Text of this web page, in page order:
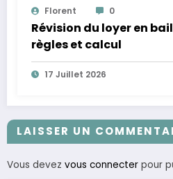
Florent 0
Révision du loyer en
règles et calcul
17 Juillet 2026
LAISSER UN
Vous devez vous connecter pour